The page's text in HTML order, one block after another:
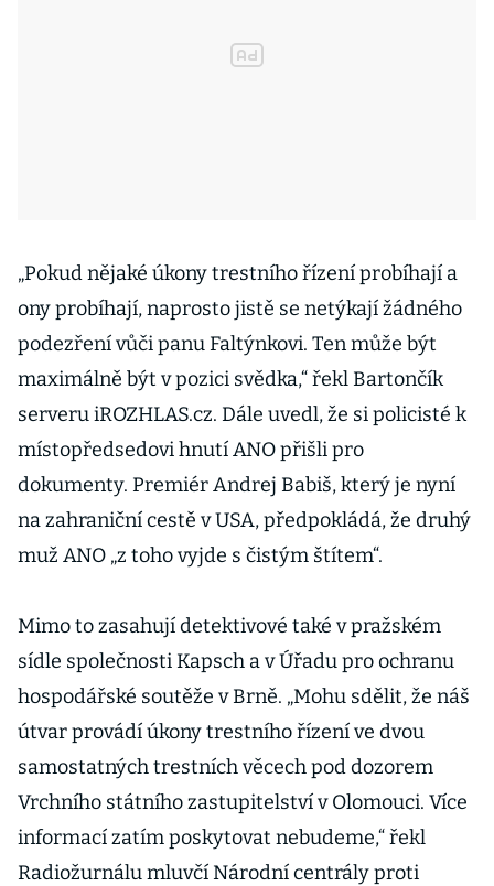
„Pokud nějaké úkony trestního řízení probíhají a
ony probíhají, naprosto jistě se netýkají žádného
podezření vůči panu Faltýnkovi. Ten může být
maximálně být v pozici svědka,“ řekl Bartončík
serveru iROZHLAS.cz. Dále uvedl, že si policisté k
místopředsedovi hnutí ANO přišli pro
dokumenty. Premiér Andrej Babiš, který je nyní
na zahraniční cestě v USA, předpokládá, že druhý
muž ANO „z toho vyjde s čistým štítem“.
Mimo to zasahují detektivové také v pražském
sídle společnosti Kapsch a v Úřadu pro ochranu
hospodářské soutěže v Brně. „Mohu sdělit, že náš
útvar provádí úkony trestního řízení ve dvou
samostatných trestních věcech pod dozorem
Vrchního státního zastupitelství v Olomouci. Více
informací zatím poskytovat nebudeme,“ řekl
Radiožurnálu mluvčí Národní centrály proti